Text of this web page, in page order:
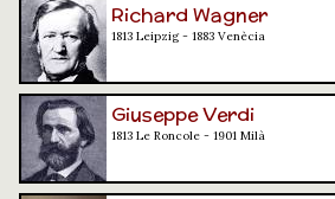
Richard Wagner
1813 Leipzig - 1883 Venècia
Giuseppe Verdi
1813 Le Roncole - 1901 Milà